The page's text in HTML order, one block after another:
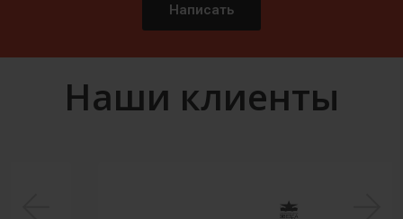
Написать
Наши клиенты